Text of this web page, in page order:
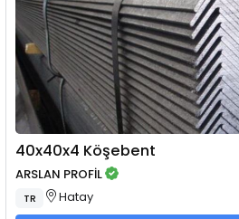
40x40x4 Köşebent
ARSLAN PROFİL
TR Hatay